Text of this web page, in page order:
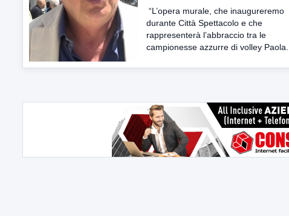
“L’opera murale, che inaugureremo
durante Città Spettacolo e che
rappresenterà l’abbraccio tra le
campionesse azzurre di volley Paola...